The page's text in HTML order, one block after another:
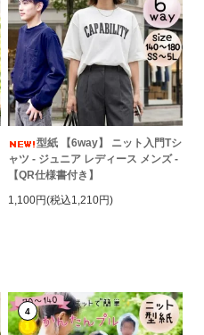
型紙 【6way】 ニット入門Tシ
ャツ - ジュニア レディース メンズ -
【QR仕様書付き】
1,100円(税込1,210円)
4